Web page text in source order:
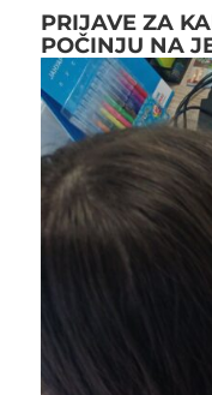
PRIJAVE ZA
POČINJU NA